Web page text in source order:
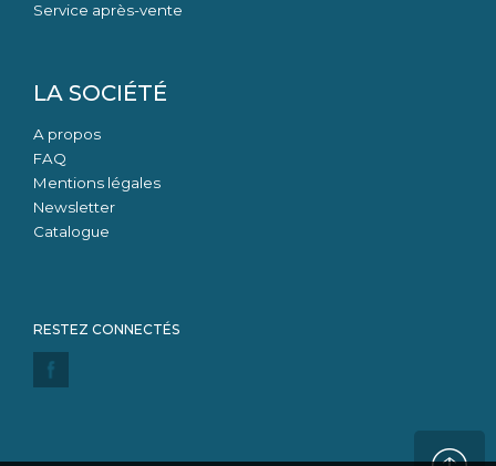
Service après-vente
LA SOCIÉTÉ
A propos
FAQ
Mentions légales
Newsletter
Catalogue